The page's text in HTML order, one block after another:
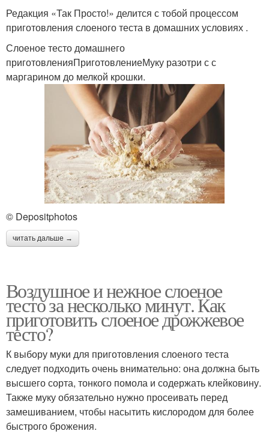
Редакция «Так Просто!» делится с тобой процессом
приготовления слоеного теста в домашних условиях .
Слоеное тесто домашнего
приготовленияПриготовлениеМуку разотри с с
маргарином до мелкой крошки.
© Depositphotos
читать дальше →
Воздушное и нежное слоеное
тесто за несколько минут. Как
приготовить слоеное дрожжевое
тесто?
К выбору муки для приготовления слоеного теста
следует подходить очень внимательно: она должна быть
высшего сорта, тонкого помола и содержать клейковину.
Также муку обязательно нужно просеивать перед
замешиванием, чтобы насытить кислородом для более
быстрого брожения.